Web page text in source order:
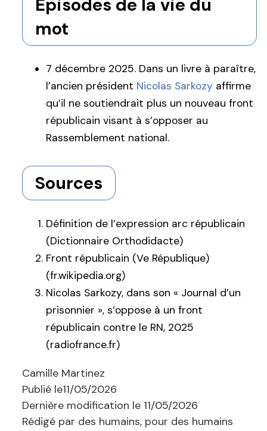
Épisodes de la vie du
mot
7 décembre 2025. Dans un livre à paraître,
l’ancien président Nicolas Sarkozy affirme
qu’il ne soutiendrait plus un nouveau front
républicain visant à s’opposer au
Rassemblement national.
Sources
Définition de l’expression arc républicain
(Dictionnaire Orthodidacte)
Front républicain (Ve République)
(fr.wikipedia.org)
Nicolas Sarkozy, dans son « Journal d’un
prisonnier », s’oppose à un front
républicain contre le RN, 2025
(radiofrance.fr)
Camille Martinez
Publié le11/05/2026
Dernière modification le 11/05/2026
Rédigé par des humains, pour des humains